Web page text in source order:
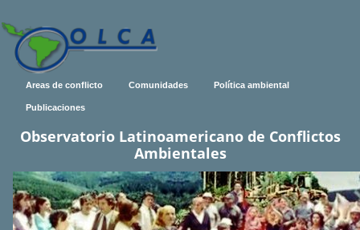
Areas de conflicto Comunidades Política ambiental
Publicaciones
Observatorio Latinoamericano de Conflictos
Ambientales